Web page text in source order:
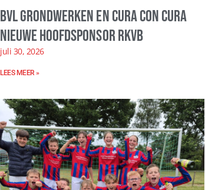
BVL Grondwerken en Cura con Cura
nieuwe hoofdsponsor RKVB
juli 30, 2026
LEES MEER »